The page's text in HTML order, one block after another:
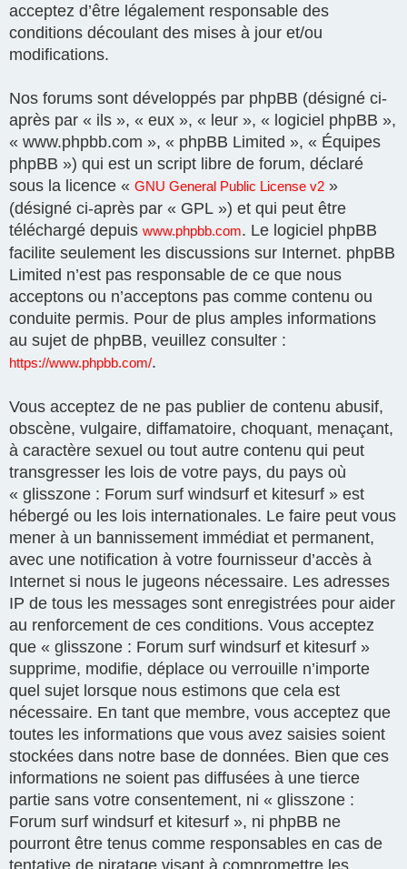
acceptez d’être légalement responsable des
conditions découlant des mises à jour et/ou
modifications.
Nos forums sont développés par phpBB (désigné ci-
après par « ils », « eux », « leur », « logiciel phpBB »,
« www.phpbb.com », « phpBB Limited », « Équipes
phpBB ») qui est un script libre de forum, déclaré
sous la licence « GNU General Public License v2 »
(désigné ci-après par « GPL ») et qui peut être
téléchargé depuis www.phpbb.com. Le logiciel phpBB
facilite seulement les discussions sur Internet. phpBB
Limited n’est pas responsable de ce que nous
acceptons ou n’acceptons pas comme contenu ou
conduite permis. Pour de plus amples informations
au sujet de phpBB, veuillez consulter :
https://www.phpbb.com/.
Vous acceptez de ne pas publier de contenu abusif,
obscène, vulgaire, diffamatoire, choquant, menaçant,
à caractère sexuel ou tout autre contenu qui peut
transgresser les lois de votre pays, du pays où
« glisszone : Forum surf windsurf et kitesurf » est
hébergé ou les lois internationales. Le faire peut vous
mener à un bannissement immédiat et permanent,
avec une notification à votre fournisseur d’accès à
Internet si nous le jugeons nécessaire. Les adresses
IP de tous les messages sont enregistrées pour aider
au renforcement de ces conditions. Vous acceptez
que « glisszone : Forum surf windsurf et kitesurf »
supprime, modifie, déplace ou verrouille n’importe
quel sujet lorsque nous estimons que cela est
nécessaire. En tant que membre, vous acceptez que
toutes les informations que vous avez saisies soient
stockées dans notre base de données. Bien que ces
informations ne soient pas diffusées à une tierce
partie sans votre consentement, ni « glisszone :
Forum surf windsurf et kitesurf », ni phpBB ne
pourront être tenus comme responsables en cas de